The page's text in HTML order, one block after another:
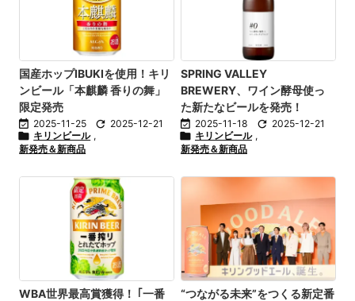
国産ホップIBUKIを使用！キリ
ンビール「本麒麟 香りの舞」
限定発売
 2025-11-25  2025-12-21
 キリンビール ,
新発売＆新商品
SPRING VALLEY
BREWERY、ワイン酵母使っ
た新たなビールを発売！
 2025-11-18  2025-12-21
 キリンビール ,
新発売＆新商品
WBA世界最高賞獲得！ ｢一番
“つながる未来”をつくる新定番